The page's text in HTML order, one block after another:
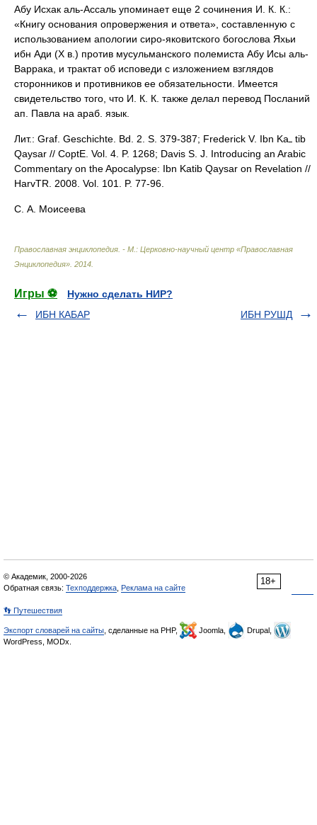
Абу Исхак аль-Ассаль упоминает еще 2 сочинения И. К. К.:
«Книгу основания опровержения и ответа», составленную с
использованием апологии сиро-яковитского богослова Яхьи
ибн Ади (X в.) против мусульманского полемиста Абу Исы аль-
Варрака, и трактат об исповеди с изложением взглядов
сторонников и противников ее обязательности. Имеется
свидетельство того, что И. К. К. также делал перевод Посланий
ап. Павла на араб. язык.
Лит.: Graf. Geschichte. Bd. 2. S. 379-387; Frederick V. Ibn Ka
tib
Qaysar // CoptE. Vol. 4. P. 1268; Davis S. J. Introducing an Arabic
Commentary on the Apocalypse: Ibn Katib Qaysar on Revelation //
HarvTR. 2008. Vol. 101. P. 77-96.
С. А. Моисеева
Православная энциклопедия. - М.: Церковно-научный центр «Православная
Энциклопедия» 2014
Игры ⚽
Нужно сделать НИР?
ИБН КАБАР
ИБН РУШД
18+
© Академик, 2000-2026
Обратная связь: Техподдержка Реклама на сайте
👣 Путешествия
Экспорт словарей на сайты , сделанные на PHP, Joomla,
Drupal,
WordPress, MODx.